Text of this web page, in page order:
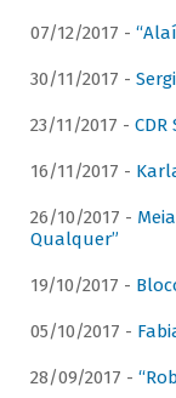
07/12/2017 -
30/11/2017 -
23/11/2017 - CDR
16/11/2017 -
26/10/2017 -
Qualquer”
19/10/2017 -
05/10/2017 -
28/09/2017 -